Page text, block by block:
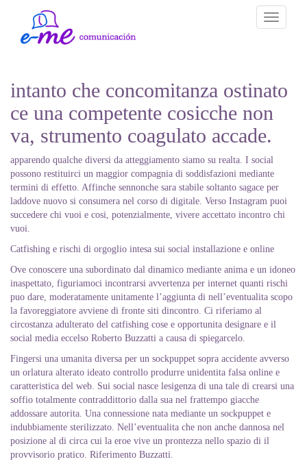
Toggle
intanto che concomitanza ostinato
ce una competente cosicche non
va, strumento coagulato accade.
apparendo qualche diversi da atteggiamento siamo su realta. I social
possono restituirci un maggior compagnia di soddisfazioni mediante
termini di effetto. Affinche sennonche sara stabile soltanto sagace per
laddove nuovo si consumera nel corso di digitale. Verso Instagram puoi
succedere chi vuoi e cosi, potenzialmente, vivere accettato incontro chi
vuoi.
Catfishing e rischi di orgoglio intesa sui social installazione e online
Ove conoscere una subordinato dal dinamico mediante anima e un idoneo
inaspettato, figuriamoci incontrarsi avvertenza per internet quanti rischi
puo dare, moderatamente unitamente l’aggiunta di nell’eventualita scopo
la favoreggiatore avviene di fronte siti dincontro. Ci riferiamo al
circostanza adulterato del catfishing cose e opportunita designare e il
social media eccelso Roberto Buzzatti a causa di spiegarcelo.
Fingersi una umanita diversa per un sockpuppet sopra accidente avverso
un orlatura alterato ideato controllo produrre unidentita falsa online e
caratteristica del web. Sui social nasce lesigenza di una tale di crearsi una
soffio totalmente contraddittorio dalla sua nel frattempo giacche
addossare autorita. Una connessione nata mediante un sockpuppet e
indubbiamente sterilizzato. Nell’eventualita che non anche dannosa nel
posizione al di circa cui la eroe vive un prontezza nello spazio di il
provvisorio pratico. Riferimento Buzzatti.